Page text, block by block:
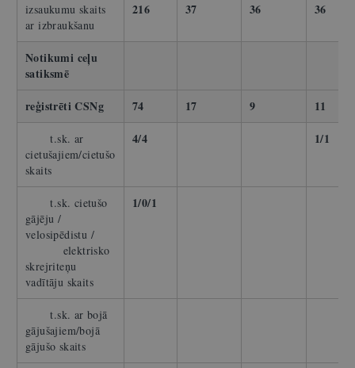
izsaukumu skaits
ar izbraukšanu
216 37 36 36
Notikumi ceļu
satiksmē
reģistrēti CSNg
74 17 9 11
t.sk. ar
cietušajiem/cietušo
skaits
4/4 1/1
t.sk. cietušo
gājēju /
velosipēdistu /
elektrisko
skrejriteņu
vadītāju skaits
1/0/1
t.sk. ar bojā
gājušajiem/bojā
gājušo skaits